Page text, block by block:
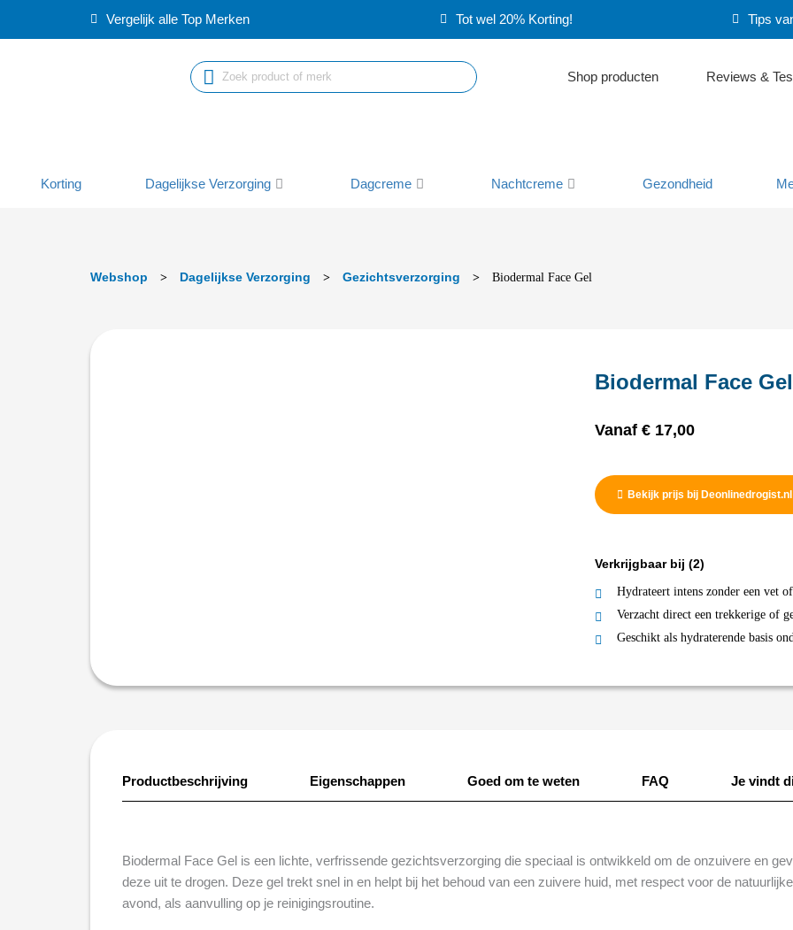
Vergelijk alle Top Merken Tot wel 20% Korting! Tips
Shop producten Reviews &
Korting Dagelijkse Verzorging Dagcreme Nachtcreme Gezondheid
Webshop > Dagelijkse Verzorging > Gezichtsverzorging > Biodermal Face Gel
Biodermal Face Gel
Vanaf € 17,00
Bekijk prijs bij Deonlinedrogist.nl
Verkrijgbaar bij (2)
Hydrateert intens zonder een vet
Verzacht direct een trekkerige of
Geschikt als hydraterende basis
Productbeschrijving Eigenschappen Goed om te weten FAQ Je vindt
Biodermal Face Gel is een lichte, verfrissende gezichtsverzorging die speciaal is ontwikkeld om de onzuivere en
deze uit te drogen. Deze gel trekt snel in en helpt bij het behoud van een zuivere huid, met respect voor de
avond, als aanvulling op je reinigingsroutine.